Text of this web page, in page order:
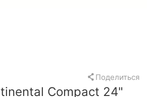
Поделиться
Compact 24"